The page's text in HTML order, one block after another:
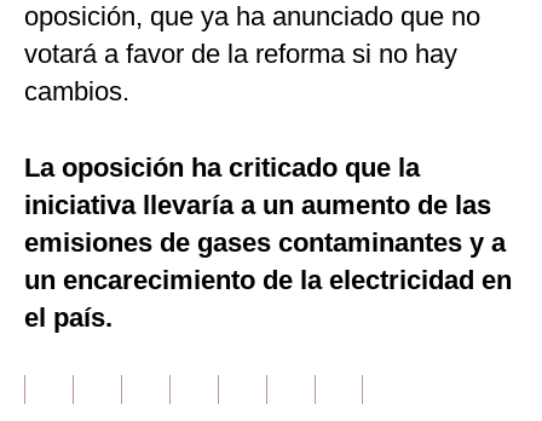
oposición, que ya ha anunciado que no
votará a favor de la reforma si no hay
cambios.
La oposición ha criticado que la
iniciativa llevaría a un aumento de las
emisiones de gases contaminantes y a
un encarecimiento de la electricidad en
el país.